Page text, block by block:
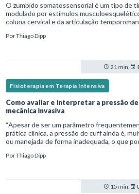
O zumbido somatossensorial é um tipo de
modulado por estímulos
coluna cervical e da articulação
PorThiago Dipp
21 min.
Fisioterapia em Terapia Intensiva
Como avaliar e interpretar a pressão
mecânica invasiva
“Apesar de ser um parâmetro
prática clínica, a pressão de cuff ainda é,
ou manejada de forma inadequada, o que
PorThiago Dipp
15 min.